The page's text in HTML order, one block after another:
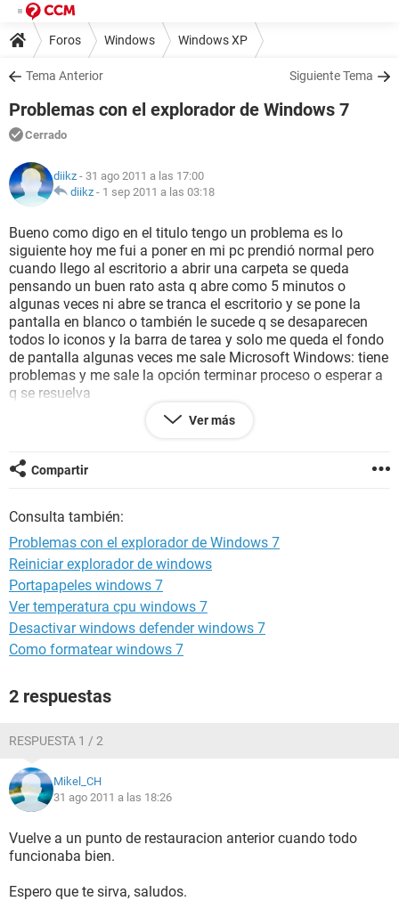
Foros Windows Windows XP
Tema Anterior Siguiente Tema
Problemas con el explorador de Windows 7
Cerrado
diikz - 31 ago 2011 a las 17:00
diikz - 1 sep 2011 a las 03:18
Bueno como digo en el titulo tengo un problema es lo
siguiente hoy me fui a poner en mi pc prendió normal pero
cuando llego al escritorio a abrir una carpeta se queda
pensando un buen rato asta q abre como 5 minutos o
algunas veces ni abre se tranca el escritorio y se pone la
pantalla en blanco o también le sucede q se desaparecen
todos lo iconos y la barra de tarea y solo me queda el fondo
de pantalla algunas veces me sale Microsoft Windows: tiene
problemas y me sale la opción terminar proceso o esperar a
q se resuelva
Por favor necesito ayuda de alguien
Ver más
Compartir
Consulta también:
Problemas con el explorador de Windows 7
Reiniciar explorador de windows
Portapapeles windows 7
Ver temperatura cpu windows 7
Desactivar windows defender windows 7
Como formatear windows 7
2 respuestas
RESPUESTA 1 / 2
Mikel_CH
31 ago 2011 a las 18:26
Vuelve a un punto de restauracion anterior cuando todo
funcionaba bien.
Espero que te sirva, saludos.